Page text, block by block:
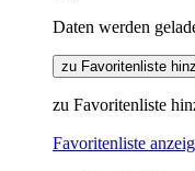
Daten werden
zu Favoritenliste
zu Favoritenliste
Favoritenliste